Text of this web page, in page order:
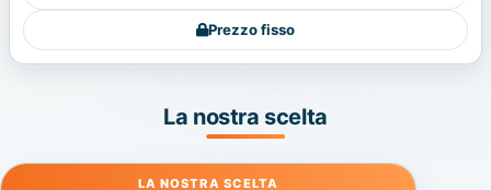
Prezzo fisso
La nostra scelta